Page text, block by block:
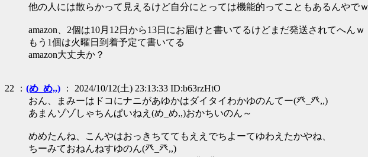
他の人には散らかって見えるけど自分にとっては機能的ってこともあるんやでｗ
amazon、2個は10月12日から13日にお届けと書いてるけどまだ発送されてへんｗ
もう1個は火曜日到着予定て書いてる
amazon大丈夫か？
22 ： (め_め,,) ： 2024/10/12(土) 23:13:33 ID:b63rzHtO
おん、まみーはドコにナニがあゆかはダイタイわかゆのんてー(癶_癶,,)
あまんゾゾしゃちんぱいねえ(め_め,,)おかちいのん～
めめたんね、こんやはおっきちててもええでちよーてゆわえたかやね、
ちーみておねんねすゆのん(癶_癶,,)